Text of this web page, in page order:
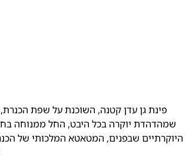
פינת גן עדן קטנה, השוכנת על שפת
שמהדהדת יוקרה בכל היבט, החל ממנוחה
היוקרתיים שבפנים, המטאטא המלכותי של